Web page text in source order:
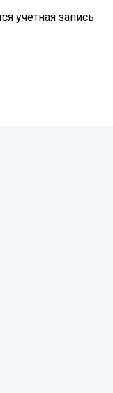
учетная запись